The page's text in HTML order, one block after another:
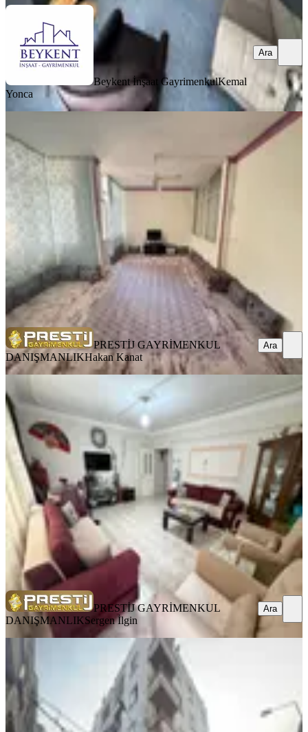
Beykent İnşaat GayrimenkulKemal
Yonca
Ara
Prestij'den Mesudiye'de Metropol
Civarı Kelepir Fiyata 3+1 Daire
Akdeniz, Mesudiye Mahallesi
3+1· 1. Kat · 06.08.2026
1.620.000 ₺
PRESTİJ GAYRİMENKUL DANIŞMANLIK Hakan Kanat
Ara
PRESTİJ GAYRİMENKUL
DANIŞMANLIKHakan Kanat
Ara
Prestij'den Mesudiye'de Asansörlü
Geniş Oturumlu 3+1 Daire
Akdeniz, Mesudiye Mahallesi
3+1
·150 m² 1. Kat· 06.08.2026
2.690.000 ₺
PRESTİJ GAYRİMENKUL DANIŞMANLIKSergen İlgin
Ara
PRESTİJ GAYRİMENKUL
DANIŞMANLIKSergen İlgin
Ara
Yonca'dan Adliyeye Komşu Krediye
Uygun Kaçmaz 3+1 Arakat Daire !
Akdeniz, Mahmudiye Mahallesi
3+1 ·140 m² 2. Kat